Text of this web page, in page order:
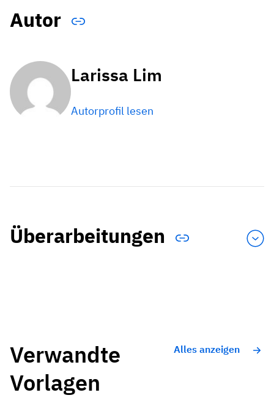
Autor
Larissa Lim
Autorprofil lesen
Überarbeitungen
Verwandte
Vorlagen
Alles anzeigen